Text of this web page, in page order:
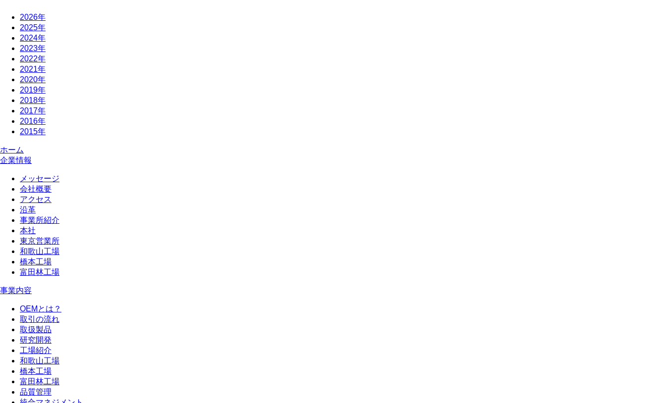
2026年
2025年
2024年
2023年
2022年
2021年
2020年
2019年
2018年
2017年
2016年
2015年
ホーム
企業情報
メッセージ
会社概要
アクセス
沿革
事業所紹介
本社
東京営業所
和歌山工場
橋本工場
富田林工場
事業内容
OEMとは？
取引の流れ
取扱製品
研究開発
工場紹介
和歌山工場
橋本工場
富田林工場
品質管理